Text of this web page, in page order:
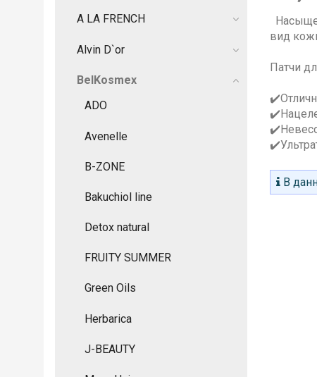
вид
Патчи
В
A LA FRENCH
Alvin D`or
BelKosmex
ADO
Avenelle
B-ZONE
Bakuchiol line
Detox natural
FRUITY SUMMER
Green Oils
Herbarica
J-BEAUTY